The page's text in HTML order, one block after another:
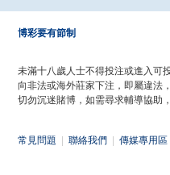
博彩要有節制
未滿十八歲人士不得投注或進入可
向非法或海外莊家下注，即屬違法
切勿沉迷賭博，如需尋求輔導協助
常見問題 聯絡我們 傳媒專用區